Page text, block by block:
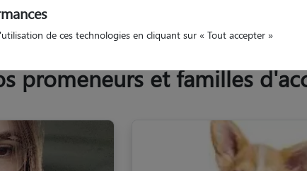
promeneurs et familles
de ces technologies en cliquant sur « Tout accepter »